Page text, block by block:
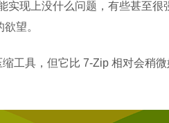
实现上没什么问题，有些甚至
望。
工具，但它比 7-Zip 相对会稍